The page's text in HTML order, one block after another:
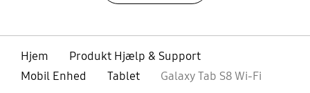
Hjem
Produkt Hjælp & Support
Mobil Enhed
Tablet Galaxy Tab S8 Wi-Fi